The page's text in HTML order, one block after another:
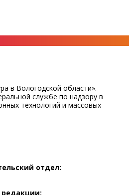
в Вологодской области».
службе по надзору в
технологий и массовых
принятия решения о
аналитический центр
160000, Вологодская обл., г.
д.10
Елена Григорьевна
отдел: